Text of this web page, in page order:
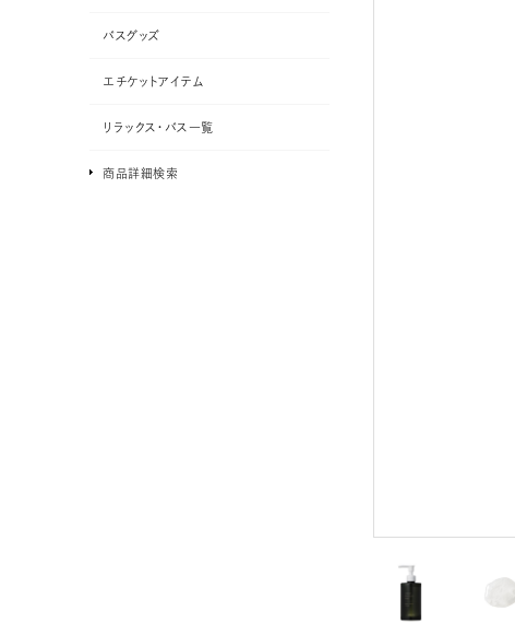
バスグッズ
エチケットアイテム
リラックス・バス一覧
商品詳細検索